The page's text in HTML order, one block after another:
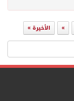
» الأخيرة »